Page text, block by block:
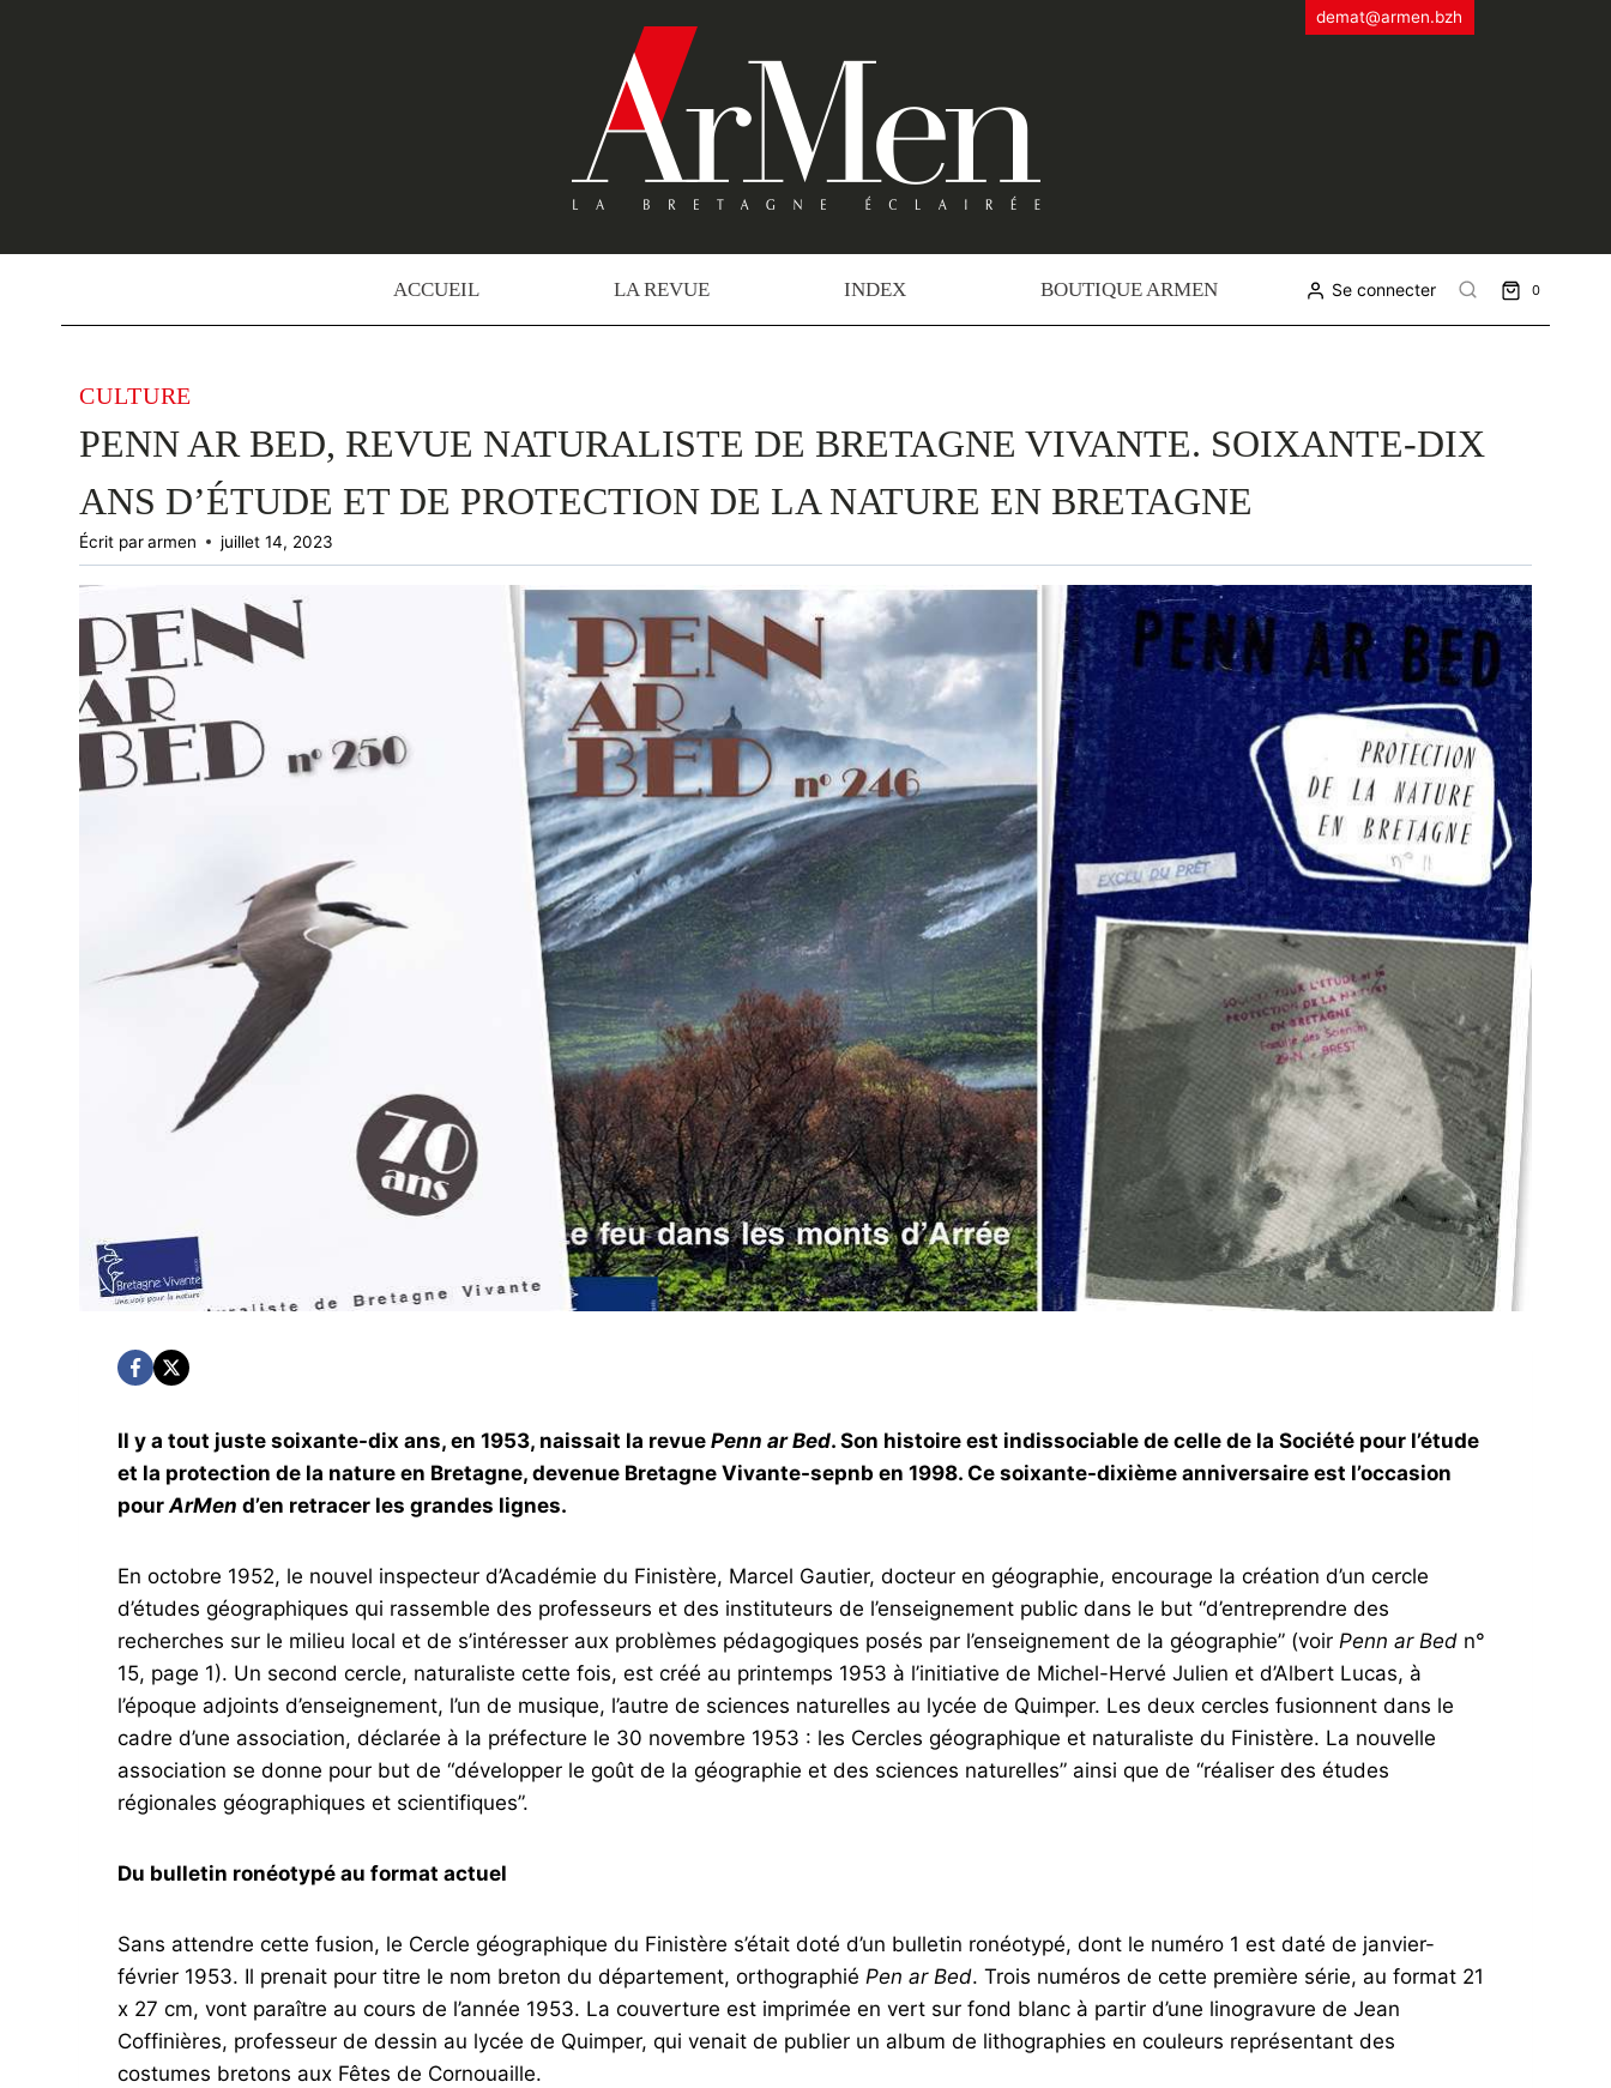
demat@armen.bzh
ACCUEIL LA REVUE INDEX BOUTIQUE ARMEN Se connecter 0
CULTURE
PENN AR BED, REVUE NATURALISTE DE BRETAGNE VIVANTE. SOIXANTE-DIX
ANS D’ÉTUDE ET DE PROTECTION DE LA NATURE EN BRETAGNE
Écrit pararmen juillet 14, 2023
Il y a tout juste soixante-dix ans, en 1953, naissait la revue Penn ar Bed. Son histoire est indissociable de celle de la Société pour l’étude
et la protection de la nature en Bretagne, devenue Bretagne Vivante-sepnb en 1998. Ce soixante-dixième anniversaire est l’occasion
pourArMen d’en retracer les grandes lignes.
En octobre 1952, le nouvel inspecteur d’Académie du Finistère, Marcel Gautier, docteur en géographie, encourage la création d’un cercle
d’études géographiques qui rassemble des professeurs et des instituteurs de l’enseignement public dans le but “d’entreprendre des
recherches sur le milieu local et de s’intéresser aux problèmes pédagogiques posés par l’enseignement de la géographie” (voir Penn ar Bed n°
15, page 1). Un second cercle, naturaliste cette fois, est créé au printemps 1953 à l’initiative de Michel-Hervé Julien et d’Albert Lucas, à
l’époque adjoints d’enseignement, l’un de musique, l’autre de sciences naturelles au lycée de Quimper. Les deux cercles fusionnent dans le
cadre d’une association, déclarée à la préfecture le 30 novembre 1953 : les Cercles géographique et naturaliste du Finistère. La nouvelle
association se donne pour but de “développer le goût de la géographie et des sciences naturelles” ainsi que de “réaliser des études
régionales géographiques et scientifiques”.
Du bulletin ronéotypé au format actuel
Sans attendre cette fusion, le Cercle géographique du Finistère s’était doté d’un bulletin ronéotypé, dont le numéro 1 est daté de janvier-
février 1953. Il prenait pour titre le nom breton du département, orthographié Pen ar Bed. Trois numéros de cette première série, au format 21
x 27 cm, vont paraître au cours de l’année 1953. La couverture est imprimée en vert sur fond blanc à partir d’une linogravure de Jean
Coffinières, professeur de dessin au lycée de Quimper, qui venait de publier un album de lithographies en couleurs représentant des
costumes bretons aux Fêtes de Cornouaille.